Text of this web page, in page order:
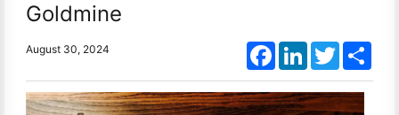
Goldmine
August 30, 2024 FacebookLinkedInTwitter